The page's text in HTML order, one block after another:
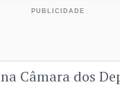
Câmara dos